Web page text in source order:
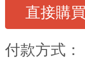
直接購買
付款方式：